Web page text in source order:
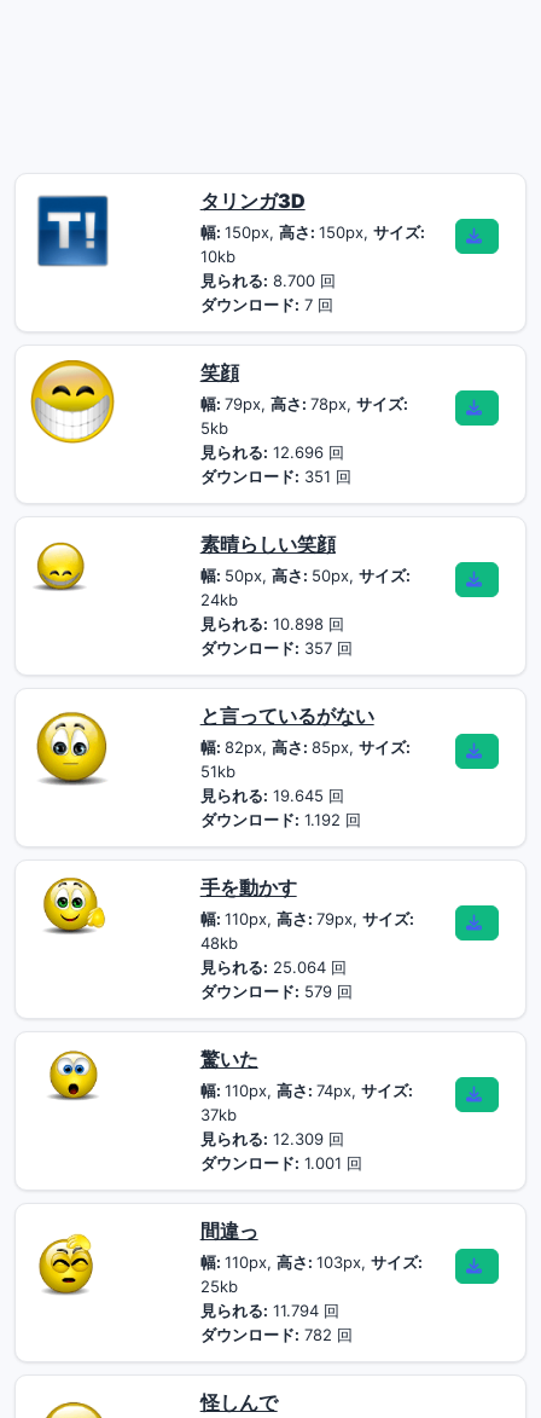
タリンガ3D
幅: 150px, 高さ: 150px, サイズ:
10kb
見られる: 8.700 回
ダウンロード: 7 回
笑顔
幅: 79px, 高さ: 78px, サイズ:
5kb
見られる: 12.696 回
ダウンロード: 351 回
素晴らしい笑顔
幅: 50px, 高さ: 50px, サイズ:
24kb
見られる: 10.898 回
ダウンロード: 357 回
と言っているがない
幅: 82px, 高さ: 85px, サイズ:
51kb
見られる: 19.645 回
ダウンロード: 1.192 回
手を動かす
幅: 110px, 高さ: 79px, サイズ:
48kb
見られる: 25.064 回
ダウンロード: 579 回
驚いた
幅: 110px, 高さ: 74px, サイズ:
37kb
見られる: 12.309 回
ダウンロード: 1.001 回
間違っ
幅: 110px, 高さ: 103px, サイズ:
25kb
見られる: 11.794 回
ダウンロード: 782 回
怪しんで